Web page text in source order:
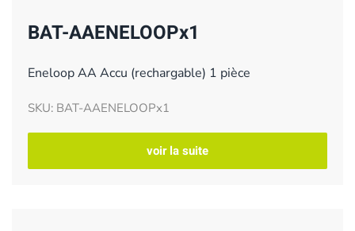
BAT-AAENELOOPx1
Eneloop AA Accu (rechargable) 1 pièce
SKU: BAT-AAENELOOPx1
voir la suite